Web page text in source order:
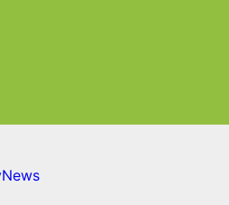
Cangkang
yang Ada di
News